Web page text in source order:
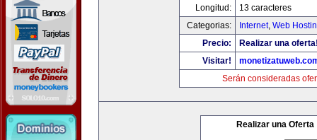
Longitud:
13 caracteres
Categorias:
Internet, Web
Precio:
Realizar una
Visitar!
Serán consideradas
Realizar una Oferta